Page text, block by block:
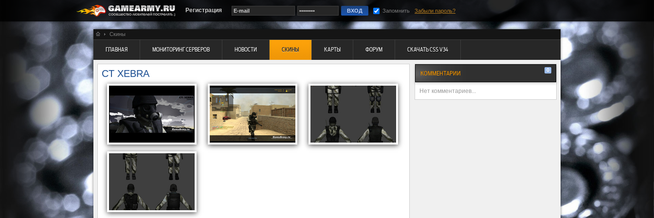
Регистрация Запомнить Забыли пароль?
Скины
ГЛАВНАЯ МОНИТОРИНГ СЕРВЕРОВ НОВОСТИ СКИНЫ КАРТЫ ФОРУМ СКАЧАТЬ CSS V34
CT XEBRA КОММЕНТАРИИ 0
Нет комментариев...